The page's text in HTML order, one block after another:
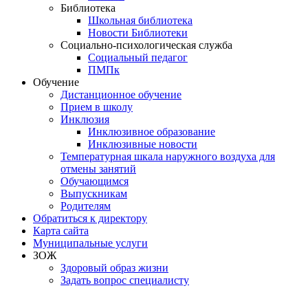
Библиотека
Школьная библиотека
Новости Библиотеки
Социально-психологическая служба
Социальный педагог
ПМПк
Обучение
Дистанционное обучение
Прием в школу
Инклюзия
Инклюзивное образование
Инклюзивные новости
Температурная шкала наружного воздуха для
отмены занятий
Обучающимся
Выпускникам
Родителям
Обратиться к директору
Карта сайта
Муниципальные услуги
ЗОЖ
Здоровый образ жизни
Задать вопрос специалисту